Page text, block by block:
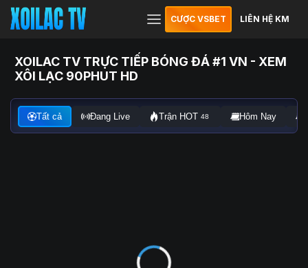
CƯỢC VSBET LIÊN HỆ KM
XOILAC TV TRỰC TIẾP BÓNG ĐÁ #1 VN - XEM
XÔI LẠC 90PHUT HD
Tất cả Đang Live Trận HOT 48 Hôm Nay